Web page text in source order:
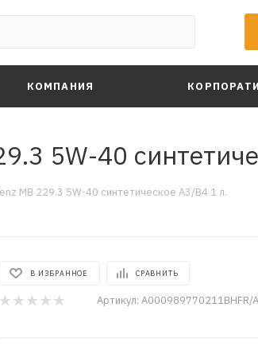
КОМПАНИЯ
5W-40
MB 229.3 5W-40 синтетическое A3/B4 1 л.
В ИЗБРАННОЕ СРАВНИТЬ
Артикул: A000989770211BHFR/